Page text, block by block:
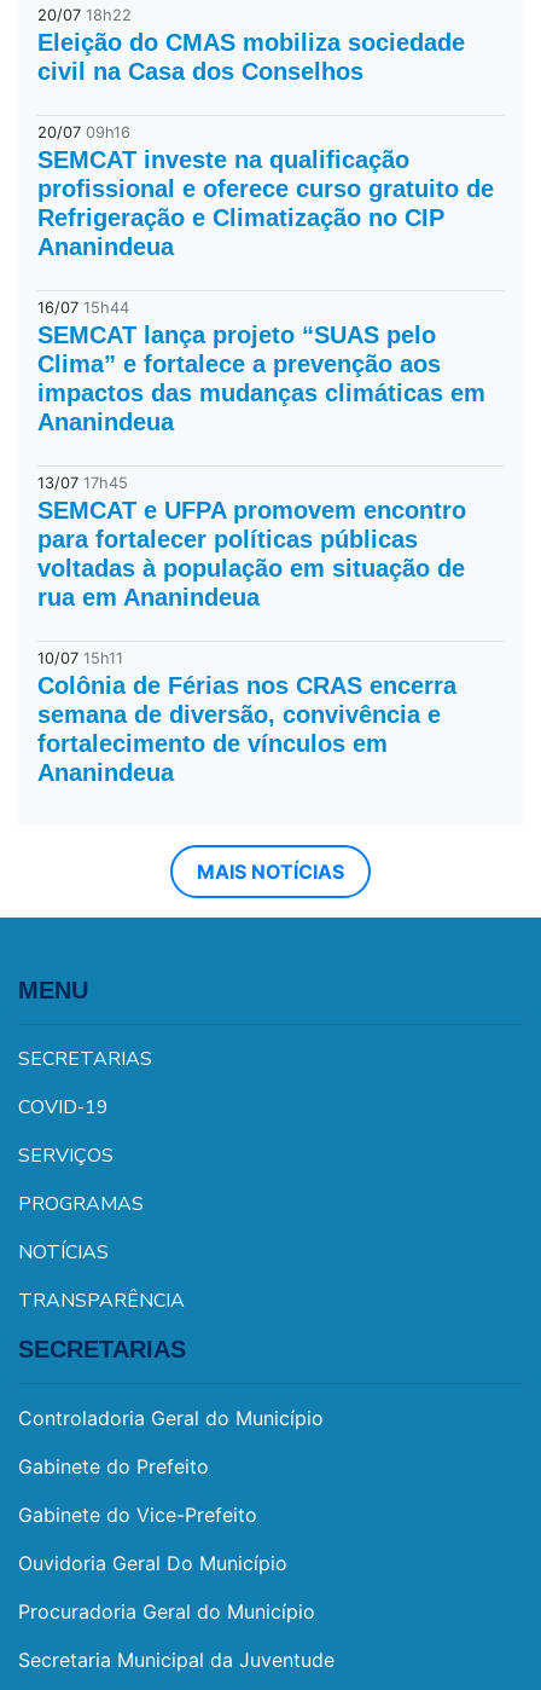
20/07 18h22
Eleição do CMAS mobiliza sociedade
civil na Casa dos Conselhos
20/07 09h16
SEMCAT investe na qualificação
profissional e oferece curso gratuito de
Refrigeração e Climatização no CIP
Ananindeua
16/07 15h44
SEMCAT lança projeto “SUAS pelo
Clima” e fortalece a prevenção aos
impactos das mudanças climáticas em
Ananindeua
13/07 17h45
SEMCAT e UFPA promovem encontro
para fortalecer políticas públicas
voltadas à população em situação de
rua em Ananindeua
10/07 15h11
Colônia de Férias nos CRAS encerra
semana de diversão, convivência e
fortalecimento de vínculos em
Ananindeua
MAIS NOTÍCIAS
MENU
SECRETARIAS
COVID-19
SERVIÇOS
PROGRAMAS
NOTÍCIAS
TRANSPARÊNCIA
SECRETARIAS
Controladoria Geral do Município
Gabinete do Prefeito
Gabinete do Vice-Prefeito
Ouvidoria Geral Do Município
Procuradoria Geral do Município
Secretaria Municipal da Juventude